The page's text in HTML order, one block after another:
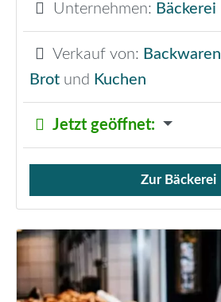
Unternehmen: Bäckerei
Verkauf von: Backwaren
Brot und Kuchen
Jetzt geöffnet:
Verkauf von Brötchen,
Zur Bäckerei